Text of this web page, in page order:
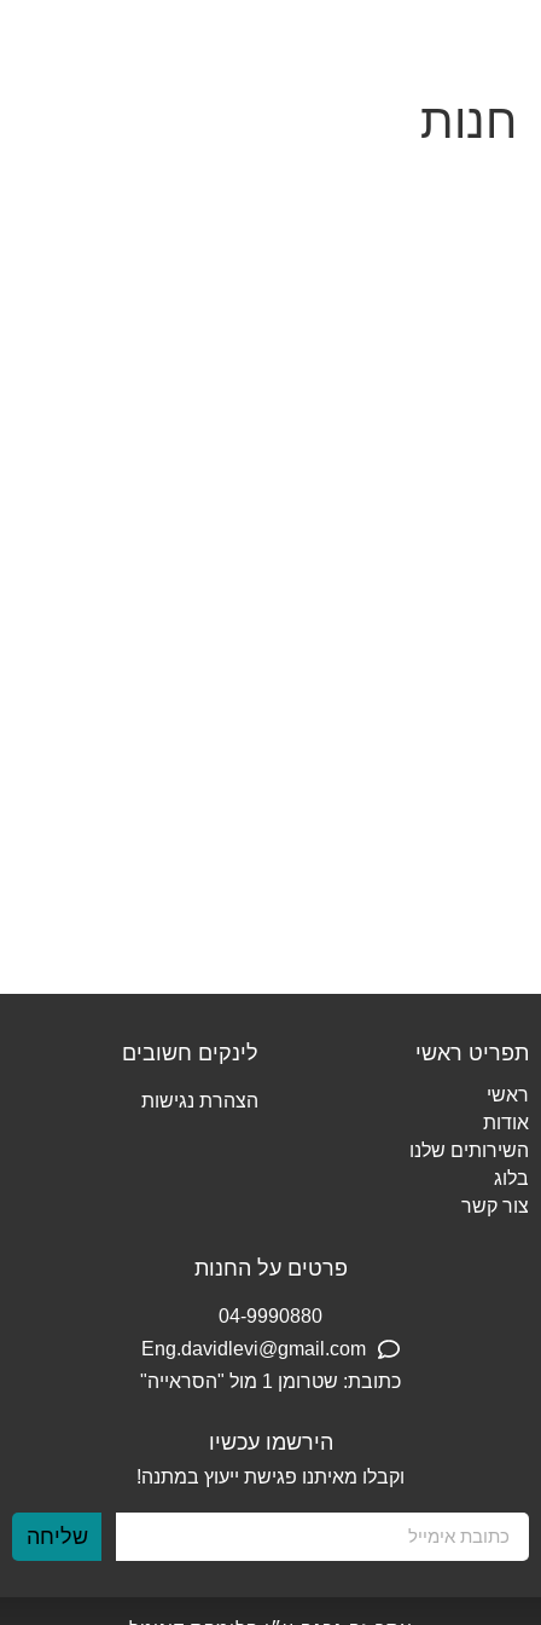
חנות
תפריט ראשי
ראשי
אודות
השירותים שלנו
בלוג
צור קשר
לינקים חשובים
הצהרת נגישות
פרטים על החנות
04-9990880
Eng.davidlevi@gmail.com
כתובת: שטרומן 1 מול "הסראייה"
הירשמו עכשיו
וקבלו מאיתנו פגישת ייעוץ במתנה!
שליחה